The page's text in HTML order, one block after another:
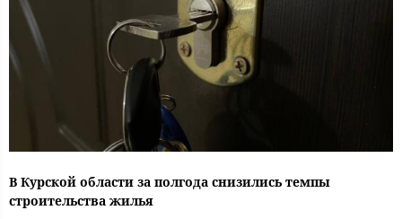
В Курской области за полгода снизились темпы
строительства жилья